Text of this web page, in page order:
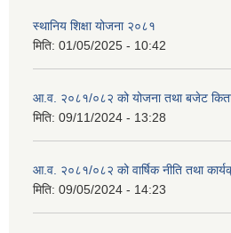
स्थानिय शिक्षा योजना २०८१
मिति: 01/05/2025 - 10:42
आ.व. २०८१/०८२ को योजना तथा बजेट
मिति: 09/11/2024 - 13:28
आ.व. २०८१/०८२ को वार्षिक नीति तथा
मिति: 09/05/2024 - 14:23